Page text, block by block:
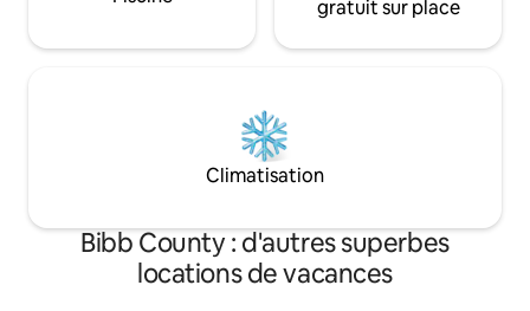
gratuit sur place
Climatisation
Bibb County : d'autres superbes
locations de vacances